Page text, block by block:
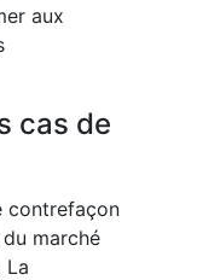
aux
cas de
contrefaçon
marché
La